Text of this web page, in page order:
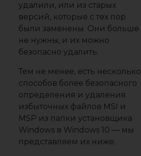
удалили, или из старых
версий, которые с тех пор
были заменены. Они больше
не нужны, и их можно
безопасно удалить.
Тем не менее, есть несколько
способов более безопасного
определения и удаления
избыточных файлов MSI и
MSP из папки установщика
Windows в Windows 10 — мы
представляем их ниже.